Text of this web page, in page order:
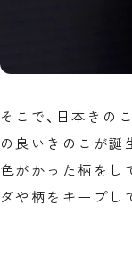
そこで、日本きの
の良いきのこが誕
色がかった柄をし
ダや柄をキープし